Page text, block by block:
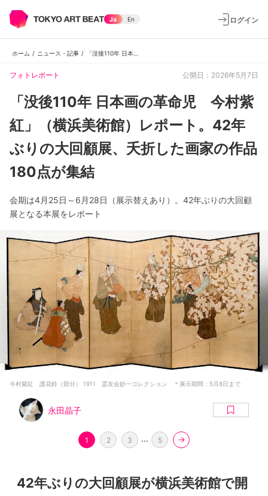
Ja En ログイン
ホーム / ニュース・記事 /
フォトレポート 公開日：2026年5月7日
「没後110年 日本画の革命児 今村紫
紅」（横浜美術館）レポート。42年
ぶりの大回顧展、夭折した画家の作品
180点が集結
会期は4月25日～6月28日（展示替えあり）。42年ぶりの大回顧
展となる本展をレポート
今村紫紅 護花鈴（部分） 1911 霊友会妙一コレクション ＊展示期間：5月8日まで
永田晶子
1 2 3 ... 5
42年ぶりの大回顧展が横浜美術館で開